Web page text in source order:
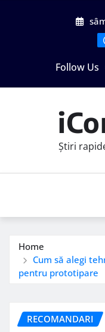
Follow Us
Știri
Home
Cum să alegi
pentru prototipare
RECOMANDARI